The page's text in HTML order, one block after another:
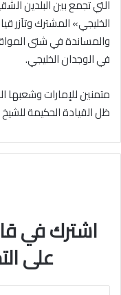
التي تجمع بين البلدين
الخليجي» المشترك وتآزر
والمساندة في شتى
في الوجدان الخليجي.
متمنين للإمارات وشعبها
ظل القيادة الحكيمة
اشترك في
على